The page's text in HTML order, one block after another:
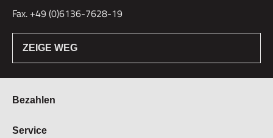
Fax. +49 (0)6136-7628-19
ZEIGE WEG
Bezahlen
Bestellung & Zahlung
Service